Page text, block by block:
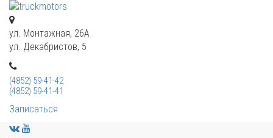
ул. Монтажная, 26А
ул. Декабристов, 5
(4852) 59-41-42
(4852) 59-41-41
Записаться